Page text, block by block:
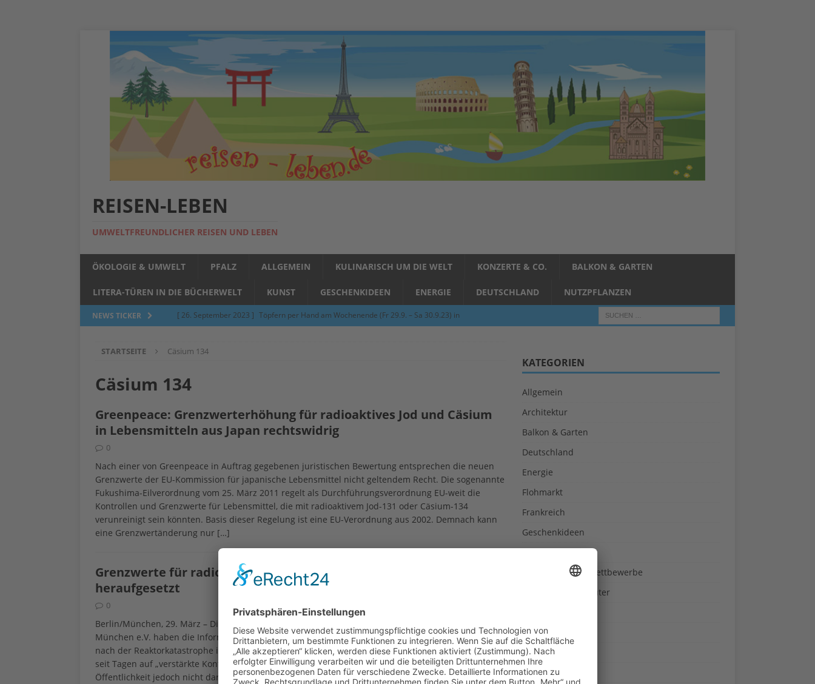
REISEN-LEBEN
UMWELTFREUNDLICHER REISEN UND LEBEN
ÖKOLOGIE & UMWELT PFALZ ALLGEMEIN KULINARISCH UM DIE WELT KONZERTE & CO. BALKON & GARTEN
LITERA-TÜREN IN DIE BÜCHERWELT KUNST GESCHENKIDEEN ENERGIE DEUTSCHLAND NUTZPFLANZEN
NEWS TICKER [ 26. September 2023 ] Töpfern per Hand am Wochenende (Fr 29.9. – Sa 30.9.23) in
[ 5. Juni 2023 ]
ALLGEMEIN
[ 24. März 2023 ] Töpfern per Hand am Abend in Limburgerhof
ALLGEMEIN
[ 6. Februar 2023 ]
Spenden für Erdbebenhilfe in Syrien und der Türkei
Jucken auf acht Beinen…
GESUNDHEIT
STARTSEITE Cäsium 134
Cäsium 134
Greenpeace: Grenzwerterhöhung für radioaktives Jod und Cäsium
in Lebensmitteln aus Japan rechtswidrig
0
Nach einer von Greenpeace in Auftrag gegebenen juristischen Bewertung entsprechen die neuen
Grenzwerte der EU-Kommission für japanische Lebensmittel nicht geltendem Recht. Die sogenannte
Fukushima-Eilverordnung vom 25. März 2011 regelt als Durchführungsverordnung EU-weit die
Kontrollen und Grenzwerte für Lebensmittel, die mit radioaktivem Jod-131 oder Cäsium-134
verunreinigt sein könnten. Basis dieser Regelung ist eine EU-Verordnung aus 2002. Demnach kann
eine Grenzwertänderung nur […]
Grenzwerte für radioaktive Belastung von Lebensmitteln aus Japan
heraufgesetzt
0
Berlin/München, 29. März – Die Verbraucherorganisation foodwatch und das Umweltinstitut
München e.V. haben die Informationspolitik der Bundesregierung über die Lebensmittelsicherheit
nach der Reaktorkatastrophe in Japan kritisiert. Bundesverbraucherministerin Ilse Aigner verweist
seit Tagen auf „verstärkte Kontrollmaßnahmen“ und „spezielle Schutzstandards“ – sie informiert die
Öffentlichkeit jedoch nicht darüber, dass die EU-weit geltenden Grenzwerte für die radioaktive
KATEGORIEN
Allgemein
Architektur
Balkon & Garten
Deutschland
Energie
Flohmarkt
Frankreich
Geschenkideen
Gewinnspiele & Wettbewerbe
Gewürze und Kräuter
Hochwasser
Ideen-Reich
Italien